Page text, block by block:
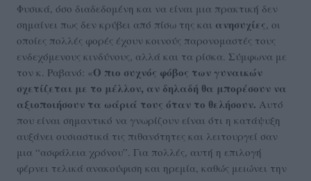
Φυσικά, όσο διαδεδομένη και να είναι μια πρακτική δεν
σημαίνει πως δεν κρύβει από πίσω της και ανησυχίες , οι
οποίες πολλές φορές έχουν κοινούς παρονομαστές τους
ενδεχόμενους κινδύνους, αλλά και τα ρίσκα. Σύμφωνα με
τον κ. Ραβανό: «Ο πιο συχνός φόβος των γυναικών
σχετίζεται με το μέλλον, αν δηλαδή θα μπορέσουν να
αξιοποιήσουν τα ωάριά τους όταν το θελήσουν. Αυτό
που είναι σημαντικό να γνωρίζουν είναι ότι η κατάψυξη
αυξάνει ουσιαστικά τις πιθανότητες και λειτουργεί σαν
μια “ασφάλεια χρόνου”. Για πολλές, αυτή η επιλογή
φέρνει τελικά ανακούφιση και ηρεμία, καθώς μειώνει την